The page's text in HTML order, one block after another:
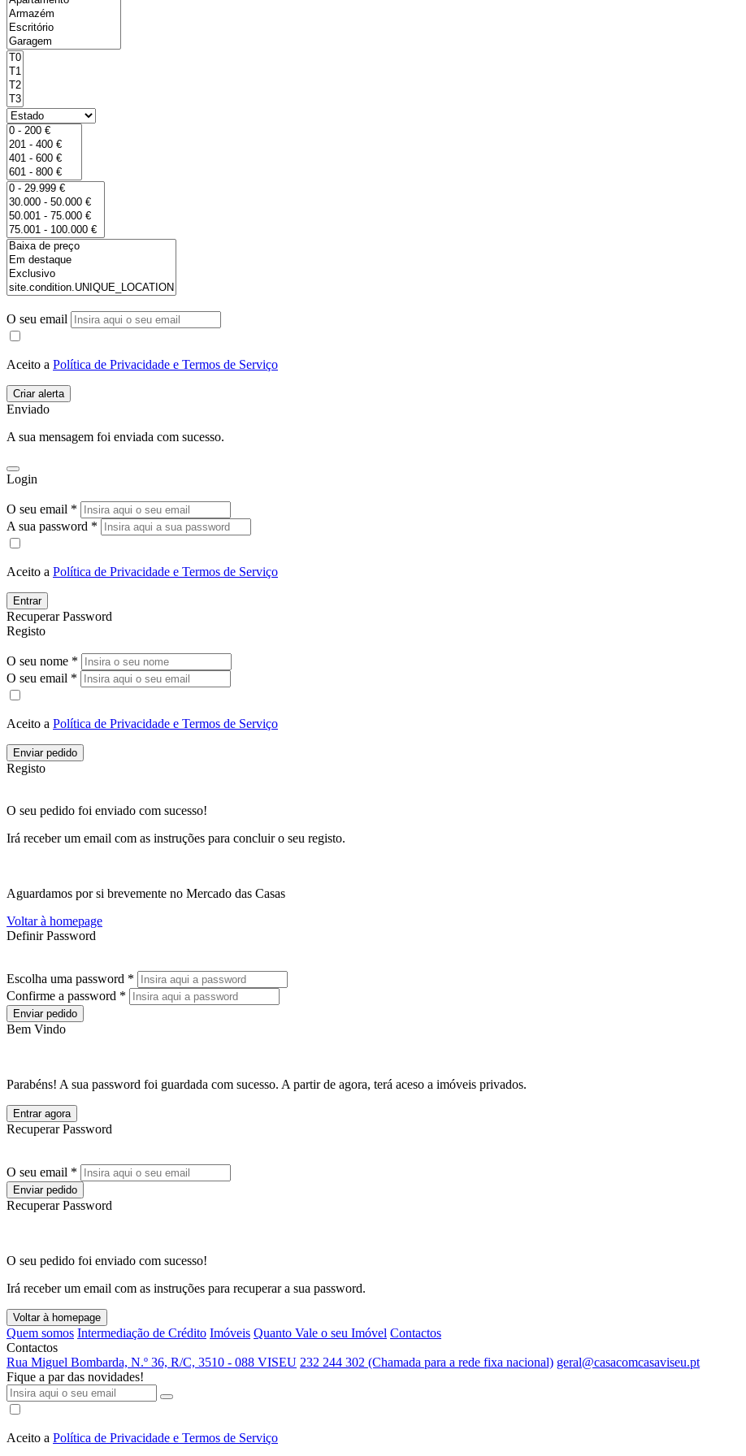
O seu email
Aceito a Política de Privacidade e Termos de Serviço
Enviado
A sua mensagem foi enviada com sucesso.
Login
O seu email *
A sua password *
Aceito a Política de Privacidade e Termos de Serviço
Entrar
Recuperar Password
Registo
O seu nome *
O seu email *
Aceito a Política de Privacidade e Termos de Serviço
Enviar pedido
Registo
O seu pedido foi enviado com sucesso!
Irá receber um email com as instruções para concluir o seu registo.
Aguardamos por si brevemente no Mercado das Casas
Voltar à homepage
Definir Password
Escolha uma password *
Confirme a password *
Enviar pedido
Bem Vindo
Parabéns! A sua password foi guardada com sucesso. A partir de agora, terá aceso a imóveis privados.
Entrar agora
Recuperar Password
O seu email *
Enviar pedido
Recuperar Password
O seu pedido foi enviado com sucesso!
Irá receber um email com as instruções para recuperar a sua password.
Voltar à homepage
Quem somos Intermediação de Crédito Imóveis Quanto Vale o seu Imóvel Contactos
Contactos
Rua Miguel Bombarda, N.º 36, R/C, 3510 - 088 VISEU 232 244 302 (Chamada para a rede fixa nacional) geral@casacomcasaviseu.pt
Fique a par das novidades!
Aceito a Política de Privacidade e Termos de Serviço